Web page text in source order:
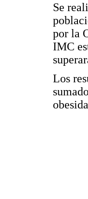
Se
por la
IMC
Los